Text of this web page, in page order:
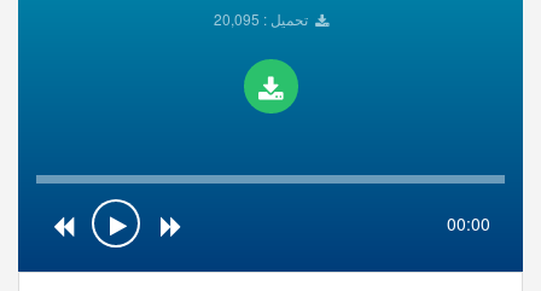
تحميل : 20,095
00:00